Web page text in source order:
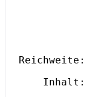
Reichweite:
Inhalt: